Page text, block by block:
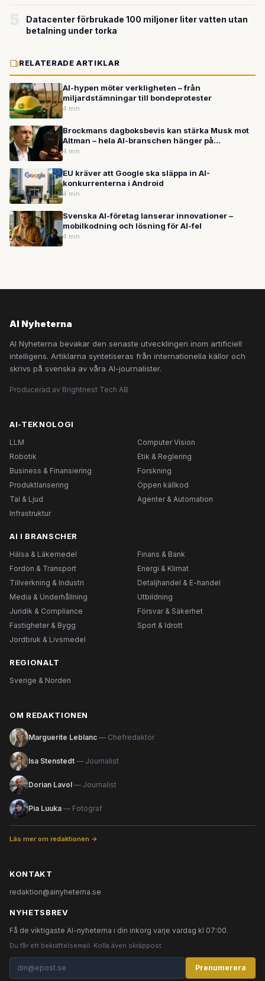
Datacenter förbrukade 100 miljoner liter vatten utan
betalning under torka
RELATERADE ARTIKLAR
AI-hypen möter verkligheten – från
miljardstämningar till bondeprotester
4 min
Brockmans dagboksbevis kan stärka Musk mot
Altman – hela AI-branschen hänger på
rättegången
4 min
EU kräver att Google ska släppa in AI-
konkurrenterna i Android
4 min
Svenska AI-företag lanserar innovationer –
mobilkodning och lösning för AI-fel
4 min
AI Nyheterna
AI Nyheterna bevakar den senaste utvecklingen inom artificiell
intelligens. Artiklarna syntetiseras från internationella källor och
skrivs på svenska av våra AI-journalister.
Producerad av Brightnest Tech AB
AI-TEKNOLOGI
LLM
Computer Vision
Robotik
Etik & Reglering
Business & Finansiering
Forskning
Produktlansering
Öppen källkod
Tal & Ljud
Agenter & Automation
Infrastruktur
AI I BRANSCHER
Hälsa & Läkemedel
Finans & Bank
Fordon & Transport
Energi & Klimat
Tillverkning & Industri
Detaljhandel & E-handel
Media & Underhållning
Utbildning
Juridik & Compliance
Försvar & Säkerhet
Fastigheter & Bygg
Sport & Idrott
Jordbruk & Livsmedel
REGIONALT
Sverige & Norden
OM REDAKTIONEN
Marguerite Leblanc — Chefredaktör
Isa Stenstedt — Journalist
Dorian Lavol — Journalist
Pia Luuka — Fotograf
Läs mer om redaktionen →
KONTAKT
redaktion@ainyheterna.se
NYHETSBREV
Få de viktigaste AI-nyheterna i din inkorg varje vardag kl 07:00.
Du får ett bekräftelsemail. Kolla även skräppost.
Prenumerera